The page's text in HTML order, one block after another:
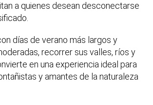
a quienes desean desconectarse
días de verano más largos y
recorrer sus valles, ríos y
en una experiencia ideal para
y amantes de la naturaleza